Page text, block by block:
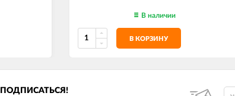
В наличии
В КОРЗИНУ
ПОДПИСАТЬСЯ!